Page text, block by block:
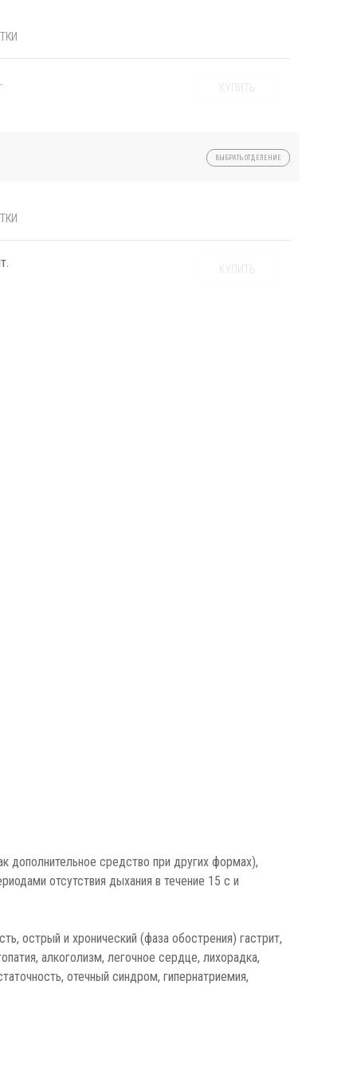
ВЫБРАТЬ ОТДЕЛЕНИЕ
дополнительное средство при других формах),
отсутствия дыхания в течение 15 с и
острый и хронический (фаза обострения) гастрит,
алкоголизм, легочное сердце, лихорадка,
отечный синдром, гипернатриемия,